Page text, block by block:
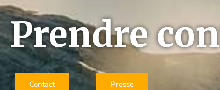
Prendre
Contact Presse